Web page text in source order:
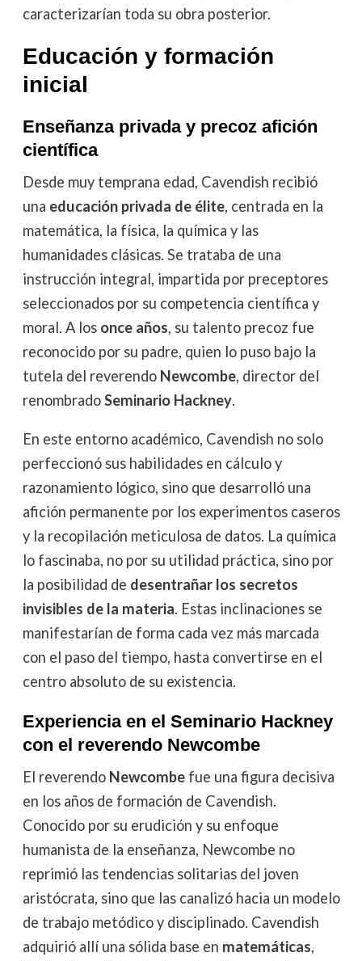
caracterizarían toda su obra posterior.
Educación y formación
inicial
Enseñanza privada y precoz afición
científica
Desde muy temprana edad, Cavendish recibió
una educación privada de élite, centrada en la
matemática, la física, la química y las
humanidades clásicas. Se trataba de una
instrucción integral, impartida por preceptores
seleccionados por su competencia científica y
moral. A los once años, su talento precoz fue
reconocido por su padre, quien lo puso bajo la
tutela del reverendo Newcombe, director del
renombradoSeminario Hackney.
En este entorno académico, Cavendish no solo
perfeccionó sus habilidades en cálculo y
razonamiento lógico, sino que desarrolló una
afición permanente por los experimentos caseros
y la recopilación meticulosa de datos. La química
lo fascinaba, no por su utilidad práctica, sino por
la posibilidad de desentrañar los secretos
invisibles de la materia. Estas inclinaciones se
manifestarían de forma cada vez más marcada
con el paso del tiempo, hasta convertirse en el
centro absoluto de su existencia.
Experiencia en el Seminario Hackney
con el reverendo Newcombe
El reverendo Newcombefue una figura decisiva
en los años de formación de Cavendish.
Conocido por su erudición y su enfoque
humanista de la enseñanza, Newcombe no
reprimió las tendencias solitarias del joven
aristócrata, sino que las canalizó hacia un modelo
de trabajo metódico y disciplinado. Cavendish
adquirió allí una sólida base en matemáticas,